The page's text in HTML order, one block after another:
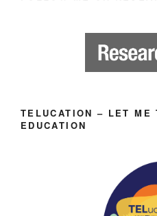
TELUCATION – LET ME
EDUCATION